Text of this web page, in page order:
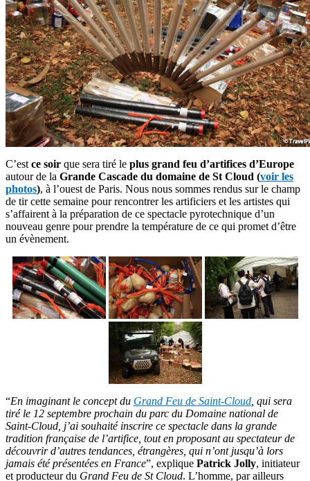
C’est ce soir que sera tiré le plus grand feu d’artifices d’Europe
autour de la Grande Cascade du domaine de St Cloud (voir les
photos), à l’ouest de Paris. Nous nous sommes rendus sur le champ
de tir cette semaine pour rencontrer les artificiers et les artistes qui
s’affairent à la préparation de ce spectacle pyrotechnique d’un
nouveau genre pour prendre la température de ce qui promet d’être
un évènement.
“En imaginant le concept du Grand Feu de Saint-Cloud , qui sera
tiré le 12 septembre prochain du parc du Domaine national de
Saint-Cloud, j’ai souhaité inscrire ce spectacle dans la grande
tradition française de l’artifice, tout en proposant au spectateur de
découvrir d’autres tendances, étrangères, qui n’ont jusqu’à lors
jamais été présentées en France”, explique Patrick Jolly, initiateur
et producteur du Grand Feu de St Cloud. L’homme, par ailleurs